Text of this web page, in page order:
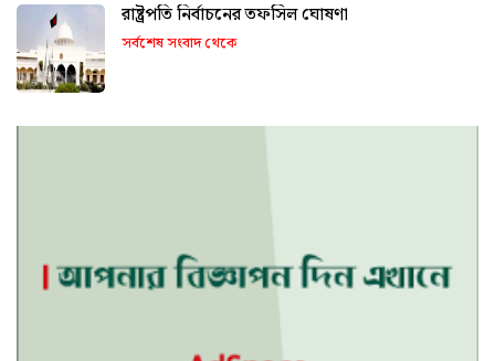
রাষ্ট্রপতি নির্বাচনের তফসিল ঘোষণা
সর্বশেষ সংবাদ থেকে